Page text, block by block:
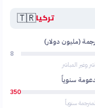
تركيا🇹🇷
(مليون دولار)
8
وغير المباشر
سنوياً
350
سنوياً